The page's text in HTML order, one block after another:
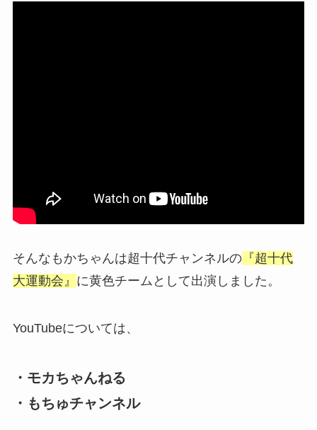
そんなもかちゃんは超十代チャンネルの『超十代
大運動会』 に黄色チームとして出演しました。
YouTubeについては、
・モカちゃんねる
・もちゅチャンネル